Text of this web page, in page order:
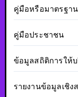
คู่มือหรือมาตรฐา
คู่มือประชาชน
ข้อมูลสถิติการให้
รายงานข้อมูลเชิ